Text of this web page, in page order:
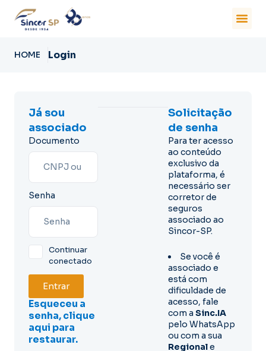
HOME Login
Já sou
associado
Documento
Senha
Continuar
conectado
Entrar
Esqueceu a
senha, clique
aqui para
restaurar.
Solicitação
de senha
Para ter acesso
ao conteúdo
exclusivo da
plataforma, é
necessário ser
corretor de
seguros
associado ao
Sincor-SP.
Se você é
associado e
está com
dificuldade de
acesso, fale
com a Sinc.IA
pelo WhatsApp
ou com a sua
Regionale